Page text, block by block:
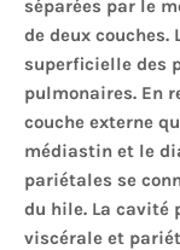
séparées par le
de deux couches.
superficielle des
pulmonaires. En
couche externe
médiastin et le
pariétales se
du hile. La cavité
viscérale et